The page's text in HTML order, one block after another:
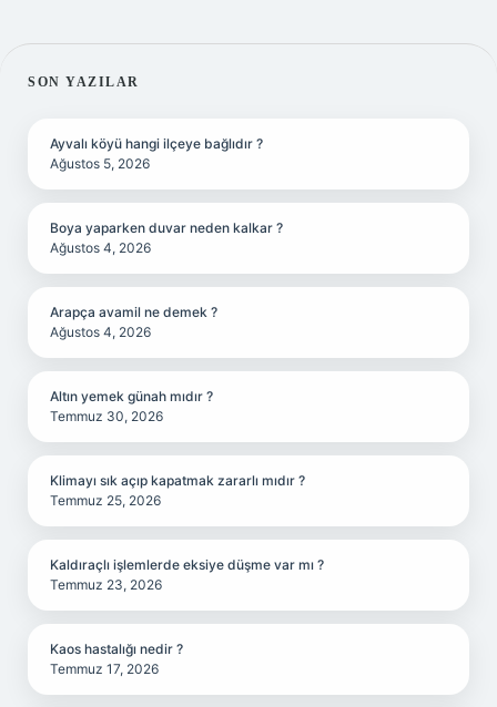
SIDEBAR
SON YAZILAR
Ayvalı köyü hangi ilçeye bağlıdır ?
Ağustos 5, 2026
Boya yaparken duvar neden kalkar ?
Ağustos 4, 2026
Arapça avamil ne demek ?
Ağustos 4, 2026
Altın yemek günah mıdır ?
Temmuz 30, 2026
Klimayı sık açıp kapatmak zararlı mıdır ?
Temmuz 25, 2026
Kaldıraçlı işlemlerde eksiye düşme var mı ?
Temmuz 23, 2026
Kaos hastalığı nedir ?
Temmuz 17, 2026